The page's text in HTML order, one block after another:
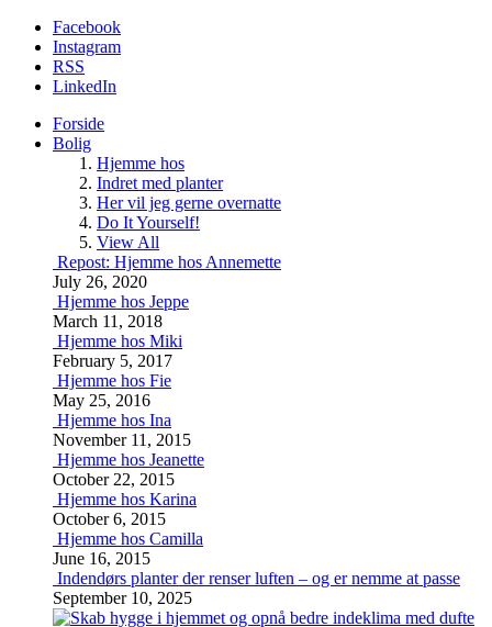
Facebook
Instagram
RSS
LinkedIn
Forside
Bolig
Hjemme hos
Indret med planter
Her vil jeg gerne overnatte
Do It Yourself!
View All
Repost: Hjemme hos Annemette
July 26, 2020
Hjemme hos Jeppe
March 11, 2018
Hjemme hos Miki
February 5, 2017
Hjemme hos Fie
May 25, 2016
Hjemme hos Ina
November 11, 2015
Hjemme hos Jeanette
October 22, 2015
Hjemme hos Karina
October 6, 2015
Hjemme hos Camilla
June 16, 2015
Indendørs planter der renser luften – og er nemme at passe
September 10, 2025